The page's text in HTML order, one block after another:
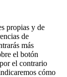
propias y de
de
más
el botón
el contrario
cómo